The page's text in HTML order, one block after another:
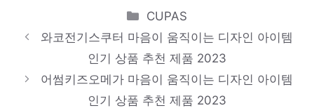
Categories
CUPAS
와코전기스쿠터 마음이 움직이는 디자인 아이템
인기 상품 추천 제품 2023
어썸키즈오메가 마음이 움직이는 디자인 아이템
인기 상품 추천 제품 2023